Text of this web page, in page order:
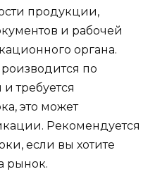
продукции,
и рабочей
органа.
по
требуется
это может
Рекомендуется
если вы хотите
рынок.